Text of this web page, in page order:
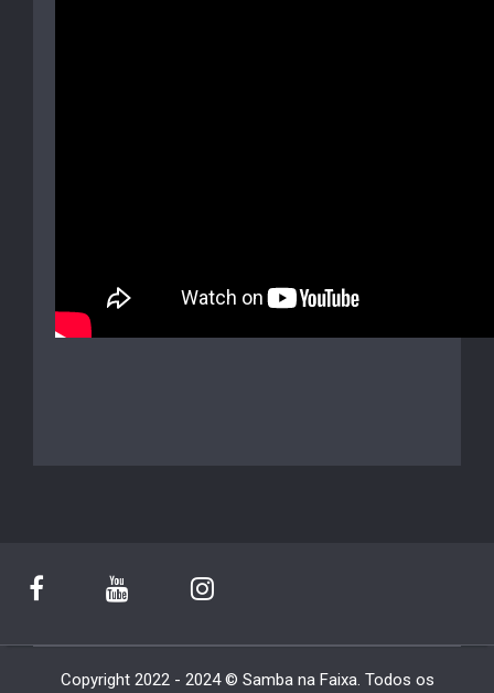
Copyright 2022 - 2024 © Samba na Faixa. Todos os